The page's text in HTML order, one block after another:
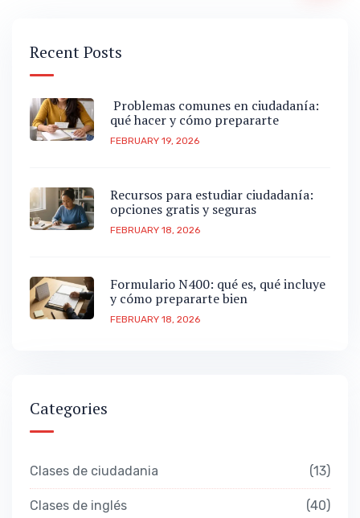
Recent Posts
Problemas comunes en ciudadanía:
qué hacer y cómo prepararte
FEBRUARY 19, 2026
Recursos para estudiar ciudadanía:
opciones gratis y seguras
FEBRUARY 18, 2026
Formulario N400: qué es, qué incluye
y cómo prepararte bien
FEBRUARY 18, 2026
Categories
Clases de ciudadania 13
Clases de inglés 40